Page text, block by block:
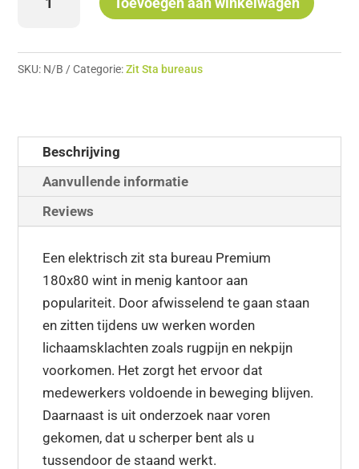
bureau
Premium
SKU: N/B Categorie:Zit Sta bureaus
Beschrijving
Aanvullende informatie
Reviews
Een elektrisch zit sta bureau Premium
180x80 wint in menig kantoor aan
populariteit. Door afwisselend te gaan staan
en zitten tijdens uw werken worden
lichaamsklachten zoals rugpijn en nekpijn
voorkomen. Het zorgt het ervoor dat
medewerkers voldoende in beweging blijven.
Daarnaast is uit onderzoek naar voren
gekomen, dat u scherper bent als u
tussendoor de staand werkt.